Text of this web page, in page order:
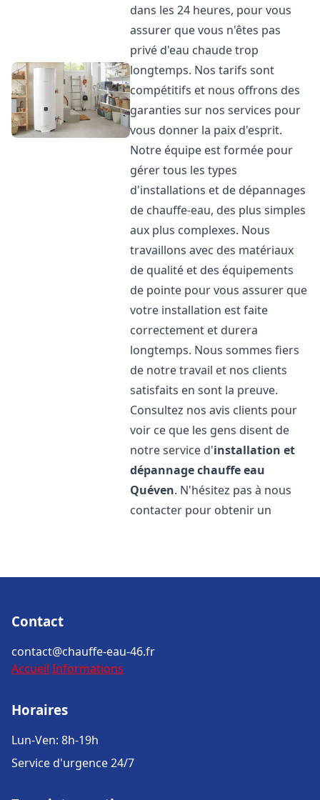
dans les 24 heures, pour vous
assurer que vous n'êtes pas
privé d'eau chaude trop
longtemps. Nos tarifs sont
compétitifs et nous offrons des
garanties sur nos services pour
vous donner la paix d'esprit.
Notre équipe est formée pour
gérer tous les types
d'installations et de dépannages
de chauffe-eau, des plus simples
aux plus complexes. Nous
travaillons avec des matériaux
de qualité et des équipements
de pointe pour vous assurer que
votre installation est faite
correctement et durera
longtemps. Nous sommes fiers
de notre travail et nos clients
satisfaits en sont la preuve.
Consultez nos avis clients pour
voir ce que les gens disent de
notre service d'installation et
dépannage chauffe eau
Quéven. N'hésitez pas à nous
contacter pour obtenir un
Contact
contact@chauffe-eau-46.fr
Accueil Informations
Horaires
Lun-Ven: 8h-19h
Service d'urgence 24/7